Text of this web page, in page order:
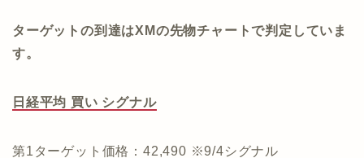
ターゲットの到達はXMの先物チャートで判定していま
す。
日経平均 買い シグナル
第1ターゲット価格：42,490 ※9/4シグナル